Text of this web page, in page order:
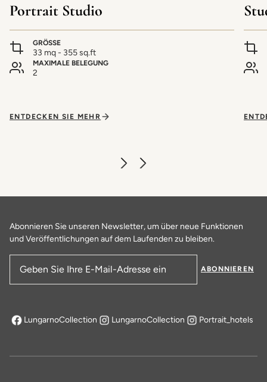
Portrait Studio
GRÖSSE
33 mq - 355 sq.ft
MAXIMALE BELEGUNG
2
ENTDECKEN SIE MEHR
Abonnieren Sie unseren Newsletter, um über neue Funktionen
und Veröffentlichungen auf dem Laufenden zu bleiben.
E-Mail-Adresse
ABONNIEREN
LungarnoCollection
öffnet sich in einem neuen Tab
LungarnoCollection Portrait_hotels